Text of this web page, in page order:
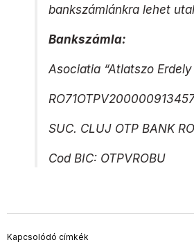
bankszámlánkra lehet
Bankszámla:
Asociatia “Atlatszo
SUC. CLUJ OTP BANK
Cod BIC: OTPVROBU
Kapcsolódó címkék